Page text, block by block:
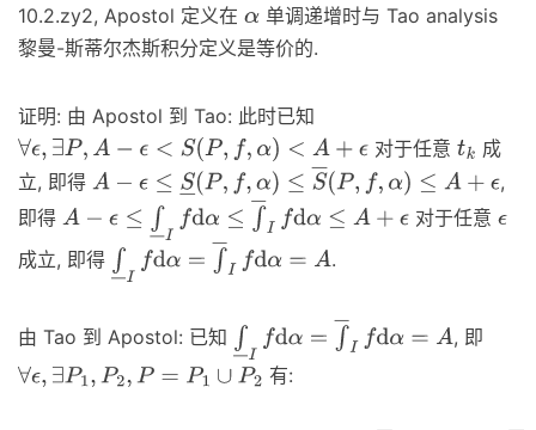
10.2.zy2, Apostol 定义在 α单调递增时与 Tao analysis
黎曼-斯蒂尔杰斯积分定义是等价的.
证明: 由 Apostol 到 Tao: 此时已知
∀ϵ, ∃P,A− ϵ< S( P,f α)<A+ϵ 对于任意 tk 成
立, 即得 A−ϵ≤S ―( P,f,α)≤S―(P ,f,α)≤A+ ϵ
,
即得 A−ϵ≤∫―If dα≤∫―If dα ≤A +ϵ 对于任意 ϵ
成立, 即得 ∫― fdα= ― fdα=A .
由 Tao 到 Apostol: 已知 ∫― fdα= ― fdα=A
, 即
∀ϵ, ∃P1,P2,P =P 1∪ P2 有: